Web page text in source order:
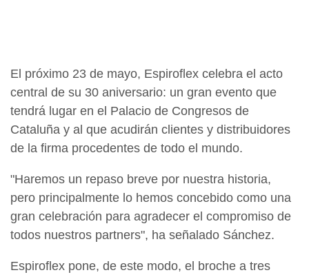
El próximo 23 de mayo, Espiroflex celebra el acto
central de su 30 aniversario: un gran evento que
tendrá lugar en el Palacio de Congresos de
Cataluña y al que acudirán clientes y distribuidores
de la firma procedentes de todo el mundo.
"Haremos un repaso breve por nuestra historia,
pero principalmente lo hemos concebido como una
gran celebración para agradecer el compromiso de
todos nuestros partners", ha señalado Sánchez.
Espiroflex pone, de este modo, el broche a tres